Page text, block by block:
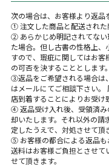
次の場合は、お客様より返品
① 注文した商品と配送された
② あらかじめ明記されてない
た場合。但し古書の性格上
すので、瑕疵に関してはお
の可否を決することとします。
③返品をご希望される場合は
はメールにてご相談下さい
店到着することによりお受け
④ 返品受け入れ後、受領済
却いたします。それ以外の請
定したうえで、対処させて頂
⑤ お客様の都合による返品
送料はお客様ご負担とさせて
せて頂きます。